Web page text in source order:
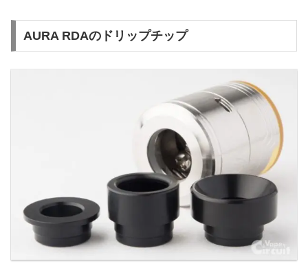
AURA RDAのドリップチップ